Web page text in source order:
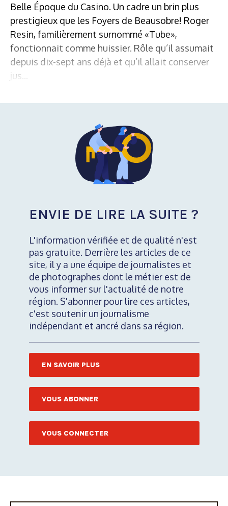
Belle Époque du Casino. Un cadre un brin plus
prestigieux que les Foyers de Beausobre! Roger
Resin, familièrement surnommé «Tube»,
fonctionnait comme huissier. Rôle qu’il assumait
depuis dix-sept ans déjà et qu’il allait conserver
jus...
ENVIE DE LIRE LA SUITE ?
L'information vérifiée et de qualité n'est
pas gratuite. Derrière les articles de ce
site, il y a une équipe de journalistes et
de photographes dont le métier est de
vous informer sur l'actualité de notre
région. S'abonner pour lire ces articles,
c'est soutenir un journalisme
indépendant et ancré dans sa région.
EN SAVOIR PLUS
VOUS ABONNER
VOUS CONNECTER